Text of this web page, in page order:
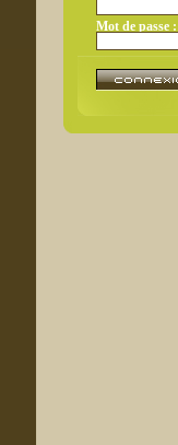
Mot de passe :